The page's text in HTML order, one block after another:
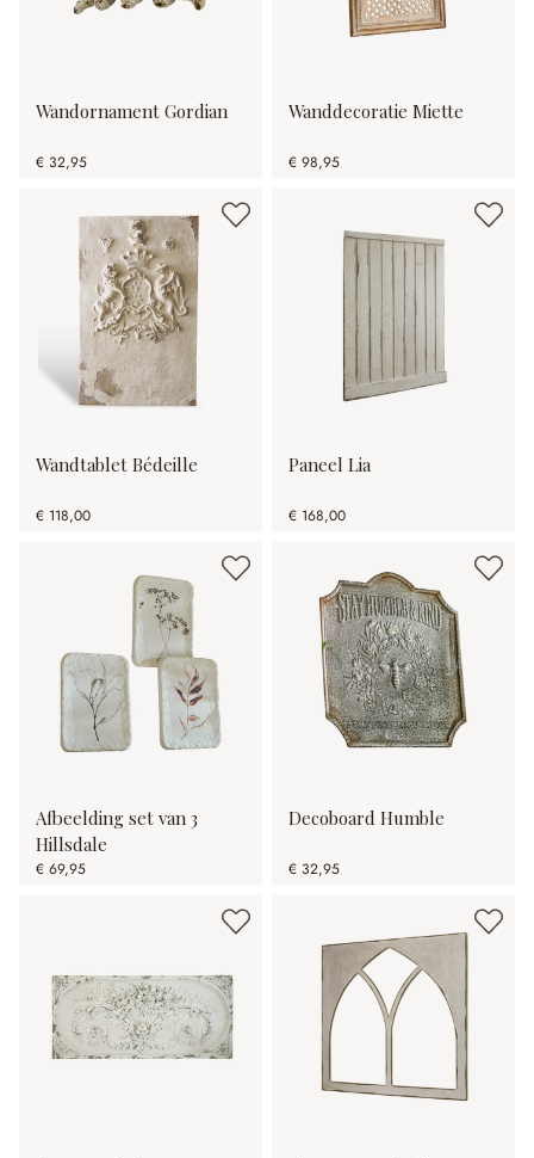
Wandornament Gordian
€ 32,95
Wanddecoratie Miette
€ 98,95
Wandtablet Bédeille
€ 118,00
Paneel Lia
€ 168,00
Afbeelding set van 3
Hillsdale
€ 69,95
Decoboard Humble
€ 32,95